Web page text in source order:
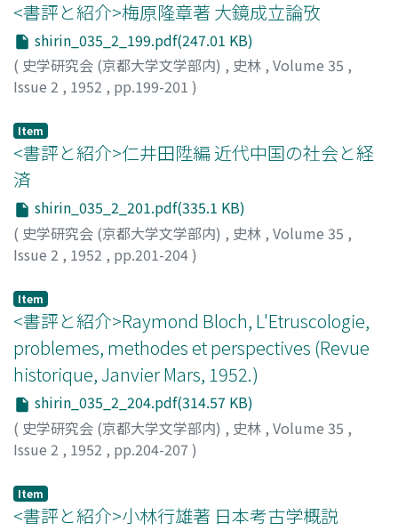
大いさは農民の持分地の半分程度の狹小なもので、隣接の
婆羅門や農民の保有地を小作の形で耕作したようである。
之等の隷属民の確保と境界地の誹作をめぐつて、王と村落
共同体の対立があり、地主貴族の成長が見られるのであ
る。
<書評と紹介>梅原隆章著 大鏡成立論攷
shirin_035_2_199.pdf(247.01 KB)
( 史学研究会 (京都大学文学部内) , 史林 , Volume 35 ,
Issue 2 , 1952 , pp.199-201 )
Item
<書評と紹介>仁井田陞編 近代中国の社会と経
済
shirin_035_2_201.pdf(335.1 KB)
( 史学研究会 (京都大学文学部内) , 史林 , Volume 35 ,
Issue 2 , 1952 , pp.201-204)
Item
<書評と紹介>Raymond Bloch, L'Etruscologie,
problemes, methodes et perspectives (Revue
historique, Janvier Mars, 1952.)
shirin_035_2_204.pdf(314.57 KB)
( 史学研究会 (京都大学文学部内) , 史林 , Volume 35 ,
Issue 2 , 1952 , pp.204-207 )
Item
<書評と紹介>小林行雄著 日本考古学概説